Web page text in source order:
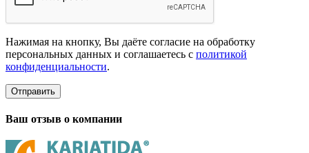
Нажимая на кнопку, Вы даёте согласие на обработку
персональных данных и соглашаетесь с политикой
конфиденциальности.
Отправить
Ваш отзыв о компании